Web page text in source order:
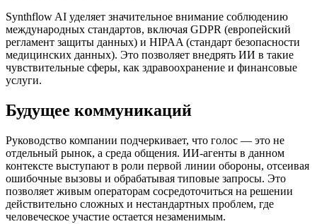
Synthflow AI уделяет значительное внимание соблюдению
международных стандартов, включая GDPR (европейский
регламент защиты данных) и HIPAA (стандарт безопасности
медицинских данных). Это позволяет внедрять ИИ в такие
чувствительные сферы, как здравоохранение и финансовые
услуги.
Будущее коммуникаций
Руководство компании подчеркивает, что голос — это не
отдельный рынок, а среда общения. ИИ-агенты в данном
контексте выступают в роли первой линии обороны, отсеивая
ошибочные вызовы и обрабатывая типовые запросы. Это
позволяет живым операторам сосредоточиться на решении
действительно сложных и нестандартных проблем, где
человеческое участие остается незаменимым.